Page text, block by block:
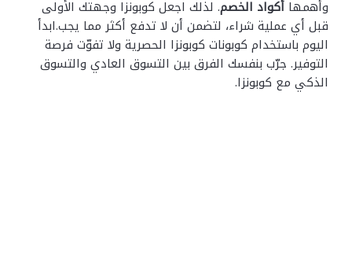
وأهمها أكواد الخصم. لذلك اجعل كوبونزا وجهتك الأولى
قبل أي عملية شراء، لتضمن أن لا تدفع أكثر مما يجب.ابدأ
اليوم باستخدام كوبونات كوبونزا الحصرية ولا تفوّت فرصة
التوفير. جرّب بنفسك الفرق بين التسوق العادي والتسوق
الذكي مع كوبونزا.